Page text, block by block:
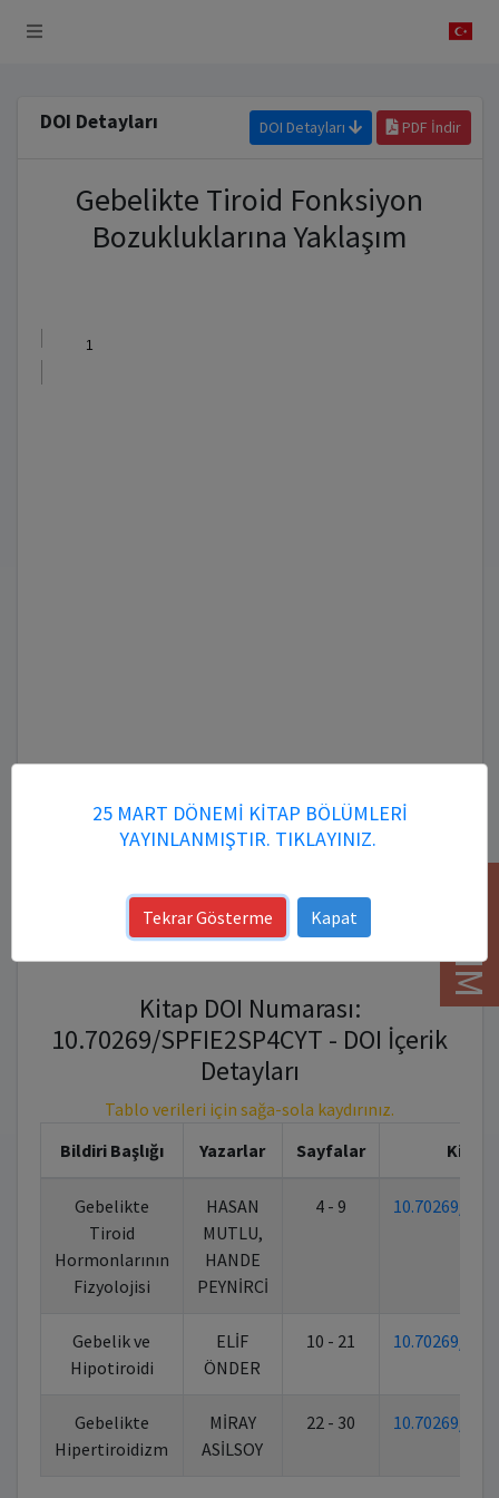
DOI Detayları DOI Detayları PDF İndir
Gebelikte Tiroid Fonksiyon
Bozukluklarına Yaklaşım
Kitap DOI Numarası:
10.70269/SPFIE2SP4CYT - DOI İçerik
Detayları
Tablo verileri için sağa-sola kaydırınız.
Bildiri Başlığı
Yazarlar Sayfalar Kitap
Gebelikte
Tiroid
Hormonlarının
Fizyolojisi
HASAN
MUTLU,
HANDE
PEYNİRCİ
4 - 9 10.70269/
Gebelik ve
Hipotiroidi
ELİF
ÖNDER
10 - 21 10.70269/
Gebelikte
Hipertiroidizm
MİRAY
ASİLSOY
22 - 30 10.70269/
YARDIM
25 MART DÖNEMİ KİTAP BÖLÜMLERİ
YAYINLANMIŞTIR. TIKLAYINIZ.
Tekrar Gösterme Kapat